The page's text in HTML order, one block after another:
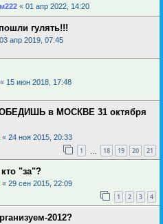
« 01 апр 2022, 14:20
гулять!!!
03 апр 2019, 07:45
« 15 июн 2018, 17:48
в МОСКВЕ 31 октября
« 24 ноя 2015, 20:33
1 18 19 20 21
"за"?
« 29 сен 2015, 22:09
1 2 3 4
2012?